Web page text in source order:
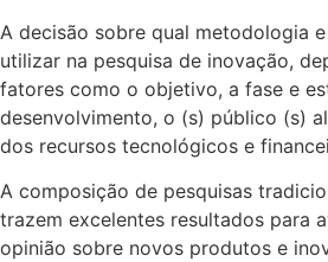
A decisão sobre qual metodologia
utilizar na pesquisa de inovação,
fatores como o objetivo, a fase e
desenvolvimento, o (s) público (s)
dos recursos tecnológicos e
A composição de pesquisas
trazem excelentes resultados para
opinião sobre novos produtos e